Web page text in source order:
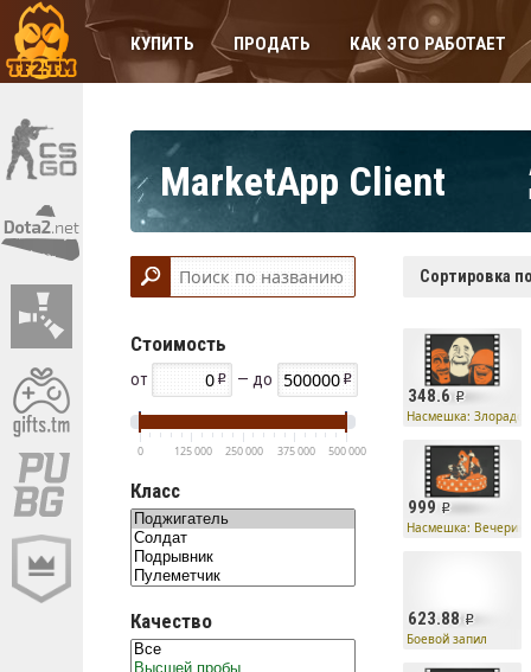
КУПИТЬ ПРОДАТЬ КАК ЭТО РАБОТАЕТ
MarketApp Client
Стоимость
от — до
0 125 000 250 000 375 000 500 000
Класс
Качество
Сортировка
348.6
Насмешка:
999
Насмешка:
623.88
Боевой запил